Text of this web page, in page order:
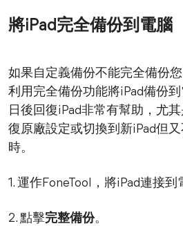
將iPad完全備份到電腦
如果自定義備份不能完全備份
利用完全備份功能將iPad備份
日後回復iPad非常有幫助，尤
復原廠設定或切換到新iPad但
時。
1. 運作FoneTool，將iPad連接到
2. 點擊完整備份。